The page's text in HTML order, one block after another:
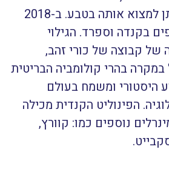
כמקום היחיד בו ניתן למצוא אותה בטבע. ב-2018
בקנדה וספרד. הגילוי
ב-2018 היה של קבוצה של כורי זהב,
בהרי קולומביה הבריטית
היסטורי ומשמח בעולם
הפינוליט הקנדית מכילה
נוספים כמו: קוורץ,